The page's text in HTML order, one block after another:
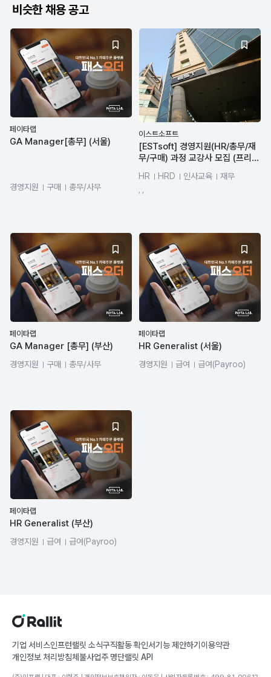
비슷한 채용 공고
페이타랩
GA Manager[총무] (서울)
경영지원 구매 총무/사무
이스트소프트
[ESTsoft] 경영지원(HR/총무/재
무/구매) 과정 교강사 모집 (프리랜
HR HRD 인사교육
재무
페이타랩
GA Manager [총무] (부산)
경영지원 구매 총무/사무
페이타랩
HR Generalist (서울)
경영지원 급여
급여(Payroo)
페이타랩
HR Generalist (부산)
경영지원 급여
급여(Payroo)
기업 서비스인프런랠릿 소식구직활동 확인서기능 제안하기 이용약관
개인정보 처리방침체불사업주 명단랠릿 API